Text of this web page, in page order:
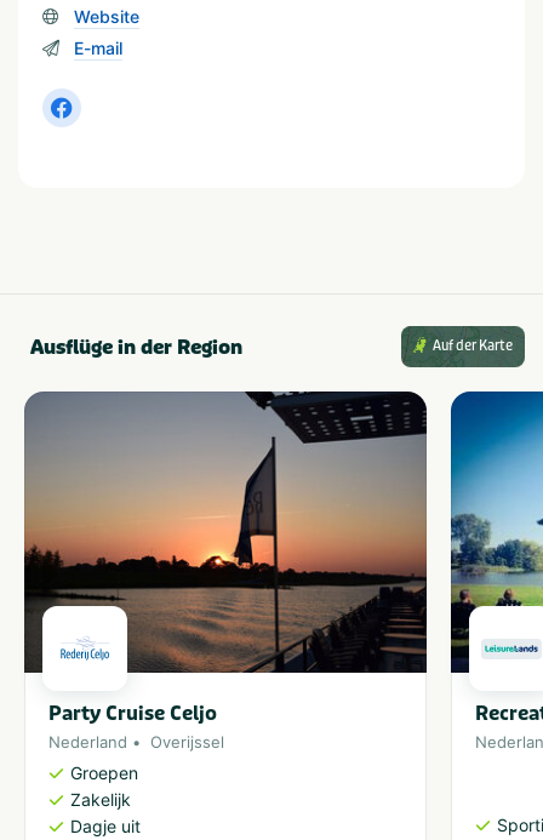
Website
E-mail
Ausflüge in der Region Auf der Karte
Party Cruise Celjo
Nederland Overijssel
Groepen
Zakelijk
Dagje uit